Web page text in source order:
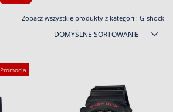
Zobacz wszystkie produkty z kategorii: G-shock
DOMYŚLNE SORTOWANIE
Promocja